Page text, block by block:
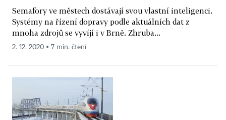
Semafory ve městech dostávají svou vlastní inteligenci.
Systémy na řízení dopravy podle aktuálních dat z
mnoha zdrojů se vyvíjí i v Brně. Zhruba...
2. 12. 2020 ▪ 7 min. čtení